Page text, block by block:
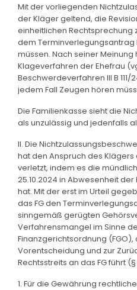
Mit der vorliegenden
der Kläger geltend, die
einheitlichen Rechtsprechung
dem
müssen. Nach seiner Meinung
Klageverfahren der Ehefrau
Beschwerdeverfahren III B
jedem Fall Zeugen hören
Die Familienkasse sieht die
als unzulässig und jedenfalls
II. Die
hat den Anspruch des
verletzt, indem es die
25.10.2024 in Abwesenheit
hat. Mit der erst im Urteil
das FG den
sinngemäß gerügten
Verfahrensmangel im Sinne
Finanzgerichtsordnung
Vorentscheidung und zur
Rechtsstreits an das FG führt (§
1. Für die Gewährung